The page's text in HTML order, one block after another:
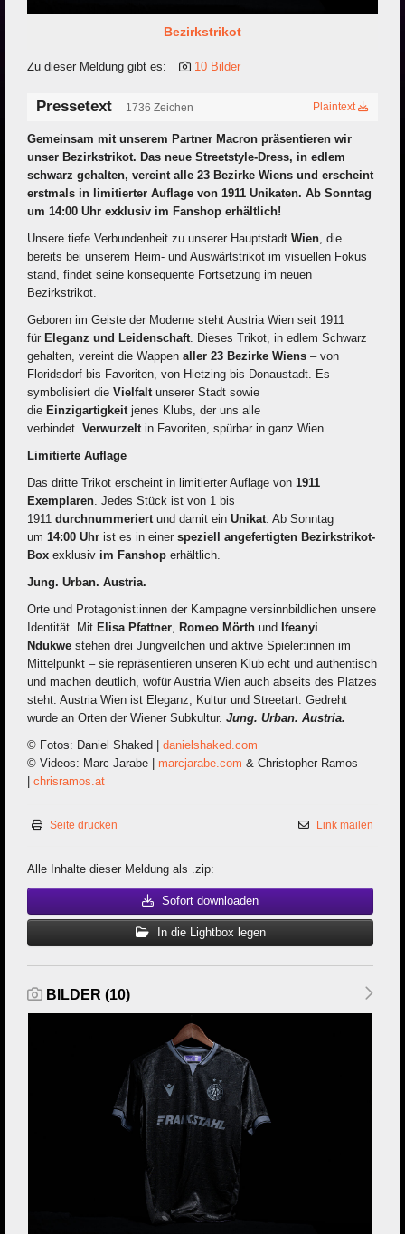
Bezirkstrikot
Zu dieser Meldung gibt es: 10 Bilder
Pressetext 1736 Zeichen Plaintext
Gemeinsam mit unserem Partner Macron präsentieren wir
unser Bezirkstrikot. Das neue Streetstyle-Dress, in edlem
schwarz gehalten, vereint alle 23 Bezirke Wiens und erscheint
erstmals in limitierter Auflage von 1911 Unikaten. Ab Sonntag
um 14:00 Uhr exklusiv im Fanshop erhältlich!
Unsere tiefe Verbundenheit zu unserer Hauptstadt Wien, die
bereits bei unserem Heim- und Auswärtstrikot im visuellen Fokus
stand, findet seine konsequente Fortsetzung im neuen
Bezirkstrikot.
Geboren im Geiste der Moderne steht Austria Wien seit 1911
für Eleganz und Leidenschaft. Dieses Trikot, in edlem Schwarz
gehalten, vereint die Wappen aller 23 Bezirke Wiens – von
Floridsdorf bis Favoriten, von Hietzing bis Donaustadt. Es
symbolisiert die Vielfalt unserer Stadt sowie
die Einzigartigkeit jenes Klubs, der uns alle
verbindet. Verwurzelt in Favoriten, spürbar in ganz Wien.
Limitierte Auflage
Das dritte Trikot erscheint in limitierter Auflage von 1911
Exemplaren. Jedes Stück ist von 1 bis
1911 durchnummeriert und damit ein Unikat. Ab Sonntag
um 14:00 Uhr ist es in einer speziell angefertigten Bezirkstrikot-
Box exklusiv im Fanshop erhältlich.
Jung. Urban. Austria.
Orte und Protagonist:innen der Kampagne versinnbildlichen unsere
Identität. Mit Elisa Pfattner, Romeo Mörth und Ifeanyi
Ndukwe stehen drei Jungveilchen und aktive Spieler:innen im
Mittelpunkt – sie repräsentieren unseren Klub echt und authentisch
und machen deutlich, wofür Austria Wien auch abseits des Platzes
steht. Austria Wien ist Eleganz, Kultur und Streetart. Gedreht
wurde an Orten der Wiener Subkultur. Jung. Urban. Austria.
© Fotos: Daniel Shaked | danielshaked.com
© Videos: Marc Jarabe | marcjarabe.com & Christopher Ramos
chrisramos.at
Seite drucken Link mailen
Alle Inhalte dieser Meldung als .zip:
Sofort downloaden
In die Lightbox legen
BILDER (10)